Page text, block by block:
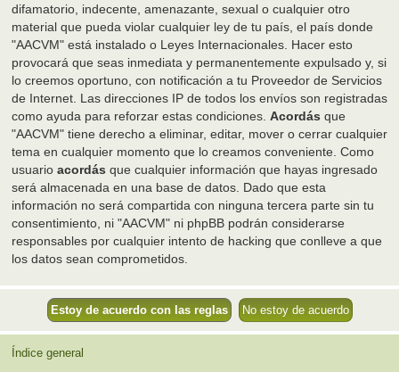
difamatorio, indecente, amenazante, sexual o cualquier otro
material que pueda violar cualquier ley de tu país, el país donde
"AACVM" está instalado o Leyes Internacionales. Hacer esto
provocará que seas inmediata y permanentemente expulsado y, si
lo creemos oportuno, con notificación a tu Proveedor de Servicios
de Internet. Las direcciones IP de todos los envíos son registradas
como ayuda para reforzar estas condiciones. Acordás que
"AACVM" tiene derecho a eliminar, editar, mover o cerrar cualquier
tema en cualquier momento que lo creamos conveniente. Como
usuario acordás que cualquier información que hayas ingresado
será almacenada en una base de datos. Dado que esta
información no será compartida con ninguna tercera parte sin tu
consentimiento, ni "AACVM" ni phpBB podrán considerarse
responsables por cualquier intento de hacking que conlleve a que
los datos sean comprometidos.
Índice general